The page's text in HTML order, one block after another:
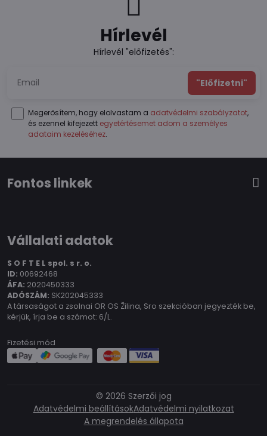
Hírlevél
Hírlevél "előfizetés":
"Előfizetni"
Megerősítem, hogy elolvastam a adatvédelmi szabályzatot,
és ezennel kifejezett egyetértésemet adom a személyes
adataim kezeléséhez.
Fontos linkek
Vállalati adatok
S O F T E L spol. s r. o.
ID: 00692468
ÁFA: 2020450333
ADÓSZÁM: SK202045333
A társaságot a zsolnai OR OS Žilina, Sro szekcióban jegyezték be,
kérjük, írja be a számot: 6/L.
Fizetési mód
© 2026 Szerzői jog
Adatvédelmi beállításokAdatvédelmi nyilatkozat
A megrendelés állapota